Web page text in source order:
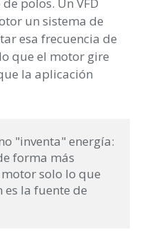
polos. Un VFD
un sistema de
esa frecuencia de
que el motor gire
la aplicación
"inventa" energía:
forma más
solo lo que
es la fuente de